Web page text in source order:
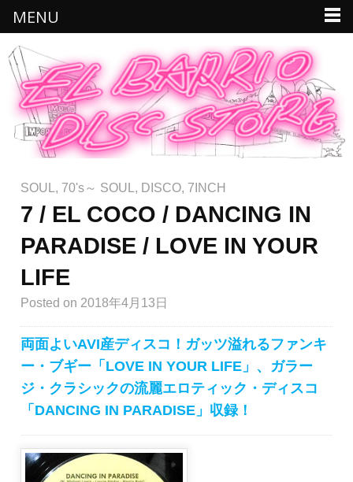
SOUL , 70's～ SOUL , DISCO, 7INCH
7 / EL COCO / DANCING IN
PARADISE / LOVE IN YOUR
LIFE
Posted on 2018年4月13日
両面よいAVI産ディスコ！ガッツ溢れるファンキ
ー・ブギー「LOVE IN YOUR LIFE」、ガラー
ジ・クラシックの流麗エロティック・ディスコ
「DANCING IN PARADISE」収録！
MENU